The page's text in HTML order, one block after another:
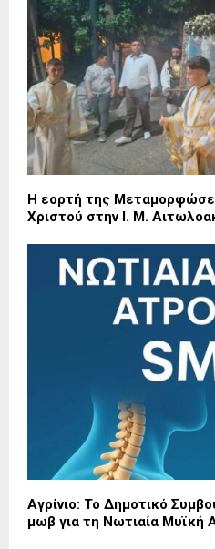
Η εορτή της
Χριστού στην Ι. Μ.
Αγρίνιο: Το Δημοτικό
μωβ για τη Νωτιαία Μυϊκή